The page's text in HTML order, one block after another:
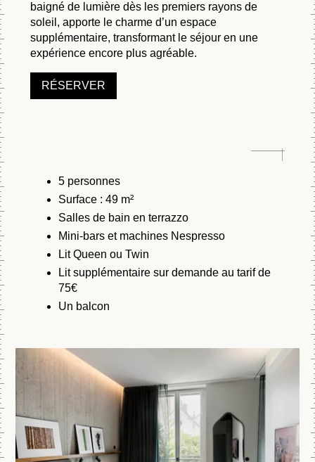
baigné de lumière dès les premiers rayons de
soleil, apporte le charme d’un espace
supplémentaire, transformant le séjour en une
expérience encore plus agréable.
RÉSERVER
5 personnes
Surface : 49 m²
Salles de bain en terrazzo
Mini-bars et machines Nespresso
Lit Queen ou Twin
Lit supplémentaire sur demande au tarif de
75€
Un balcon
ROOFTOP
17h00 - 00h00